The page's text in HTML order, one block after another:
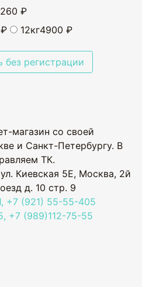
₽
12кг4900 ₽
без регистрации
магазин со своей
и Санкт-Петербургу. В
ТК.
Киевская 5Е, Москва, 2й
д. 10 стр. 9
+7 (921) 55-55-405
+7 (989)112-75-55